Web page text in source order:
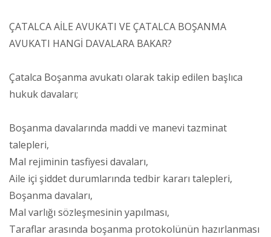
ÇATALCA AİLE AVUKATI VE ÇATALCA BOŞANMA
AVUKATI HANGİ DAVALARA BAKAR?
Çatalca Boşanma avukatı olarak takip edilen başlıca
hukuk davaları;
Boşanma davalarında maddi ve manevi tazminat
talepleri,
Mal rejiminin tasfiyesi davaları,
Aile içi şiddet durumlarında tedbir kararı talepleri,
Boşanma davaları,
Mal varlığı sözleşmesinin yapılması,
Taraflar arasında boşanma protokolünün hazırlanması